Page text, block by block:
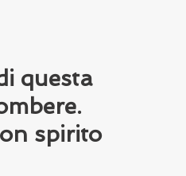
questa
spirito